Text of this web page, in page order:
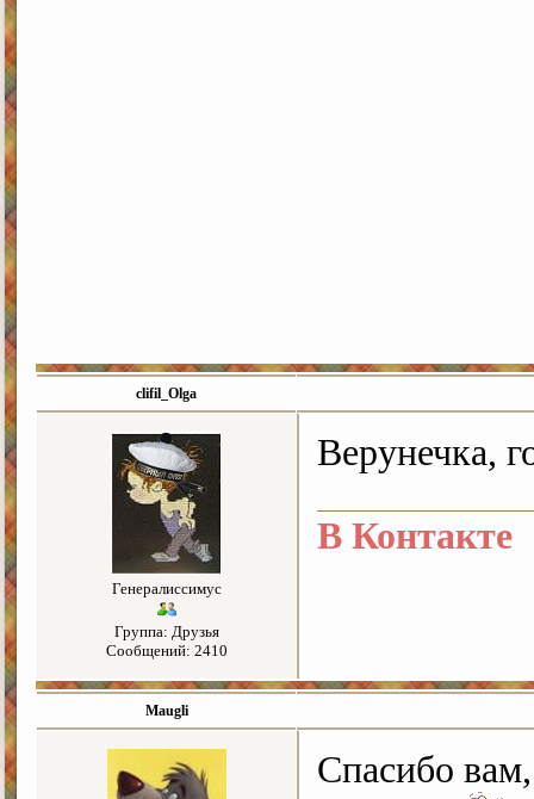
clifil_Olga
Генералиссимус
Группа: Друзья
Сообщений: 2410
Верунечка,
В Контакте
Maugli
Спасибо